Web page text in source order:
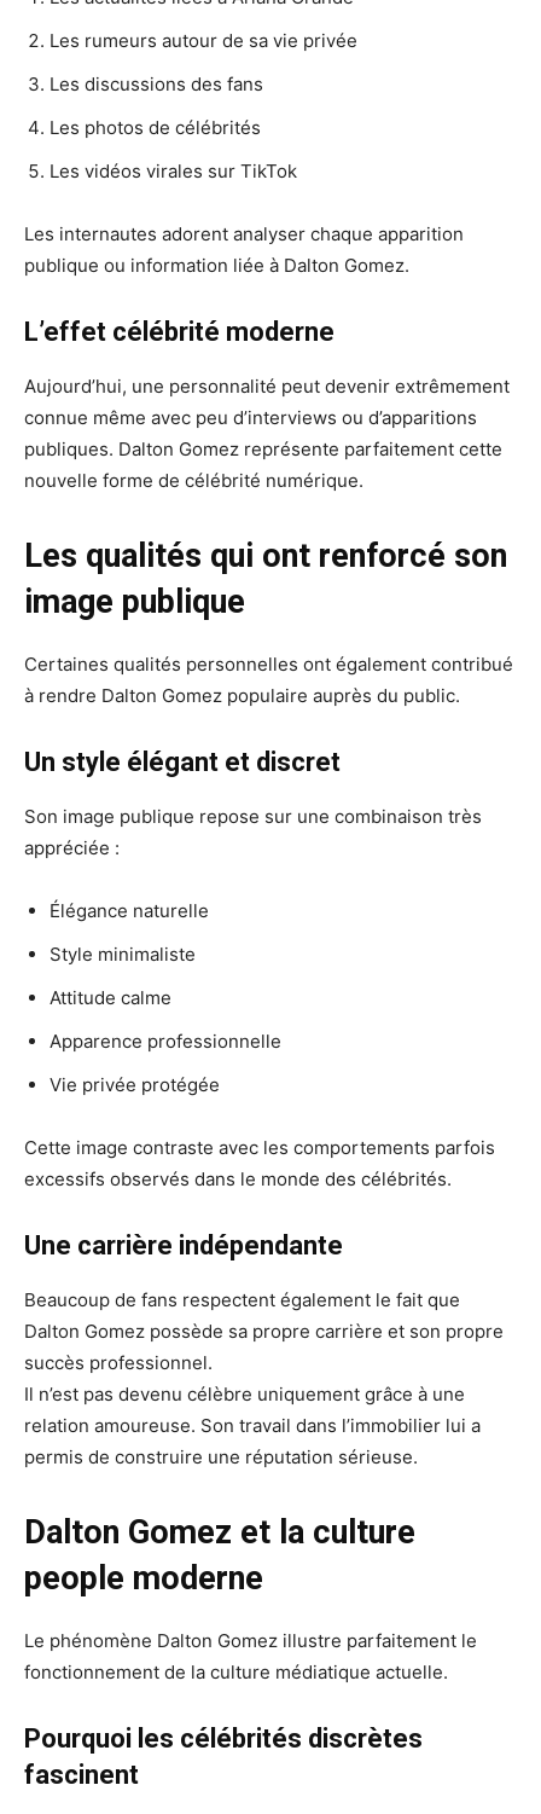
Les rumeurs autour de sa vie privée
Les discussions des fans
Les photos de célébrités
Les vidéos virales sur TikTok
Les internautes adorent analyser chaque apparition
publique ou information liée à Dalton Gomez.
L’effet célébrité moderne
Aujourd’hui, une personnalité peut devenir extrêmement
connue même avec peu d’interviews ou d’apparitions
publiques. Dalton Gomez représente parfaitement cette
nouvelle forme de célébrité numérique.
Les qualités qui ont renforcé son
image publique
Certaines qualités personnelles ont également contribué
à rendre Dalton Gomez populaire auprès du public.
Un style élégant et discret
Son image publique repose sur une combinaison très
appréciée :
Élégance naturelle
Style minimaliste
Attitude calme
Apparence professionnelle
Vie privée protégée
Cette image contraste avec les comportements parfois
excessifs observés dans le monde des célébrités.
Une carrière indépendante
Beaucoup de fans respectent également le fait que
Dalton Gomez possède sa propre carrière et son propre
succès professionnel.
Il n’est pas devenu célèbre uniquement grâce à une
relation amoureuse. Son travail dans l’immobilier lui a
permis de construire une réputation sérieuse.
Dalton Gomez et la culture
people moderne
Le phénomène Dalton Gomez illustre parfaitement le
fonctionnement de la culture médiatique actuelle.
Pourquoi les célébrités discrètes
fascinent